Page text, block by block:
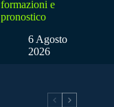
formazioni e
pronostico
6 Agosto
2026